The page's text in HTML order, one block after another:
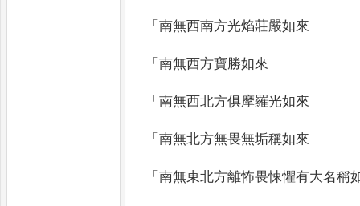
「南無西南方光焰莊嚴如來
「南無西方寶勝如來
「南無西北方俱摩羅光如來
「南無北方無畏無垢稱如來
「南無東北方離怖畏悚懼有大名稱